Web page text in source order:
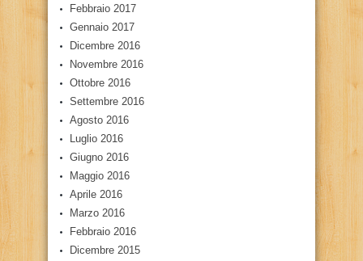
Febbraio 2017
Gennaio 2017
Dicembre 2016
Novembre 2016
Ottobre 2016
Settembre 2016
Agosto 2016
Luglio 2016
Giugno 2016
Maggio 2016
Aprile 2016
Marzo 2016
Febbraio 2016
Dicembre 2015